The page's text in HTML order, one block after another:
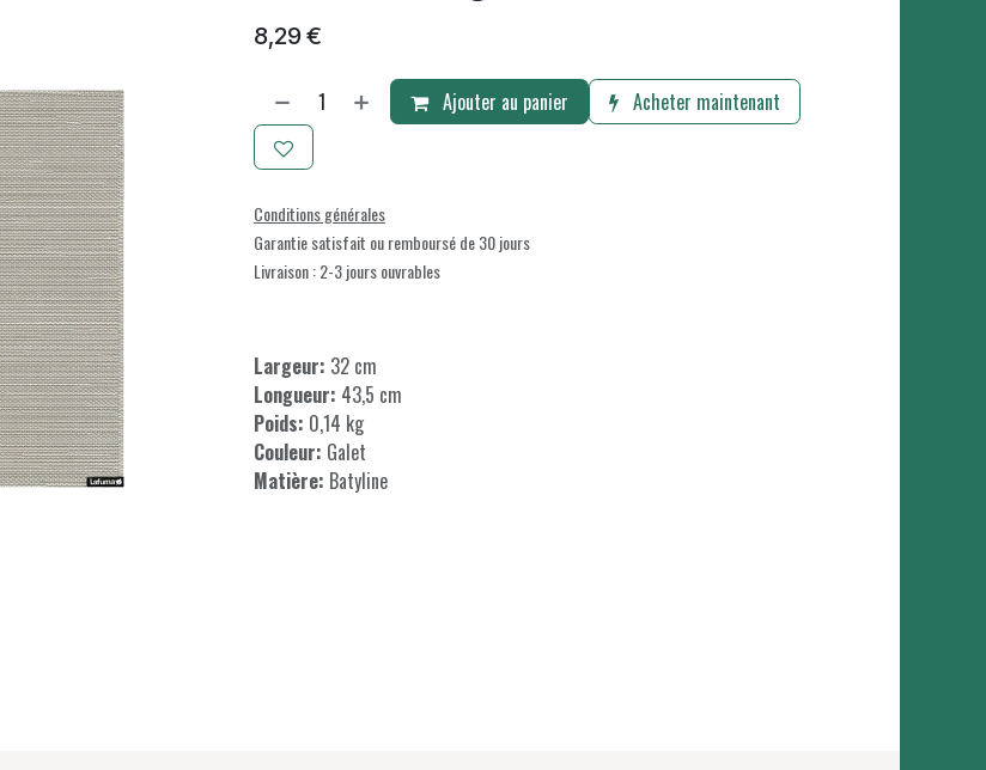
8,29€
Ajouter au panier Acheter maintenant
Conditions générales
Garantie satisfait ou remboursé de 30 jours
Livraison : 2-3 jours ouvrables
Largeur: 32 cm
Longueur: 43,5 cm
Poids: 0,14 kg
Couleur: Galet
Matière: Batyline